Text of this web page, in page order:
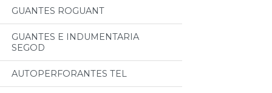
GUANTES ROGUANT
GUANTES E INDUMENTARIA
SEGOD
AUTOPERFORANTES TEL